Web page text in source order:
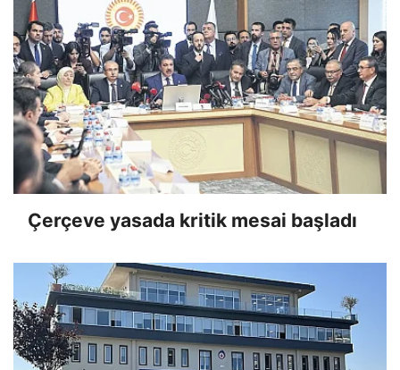
Çerçeve yasada kritik mesai başladı